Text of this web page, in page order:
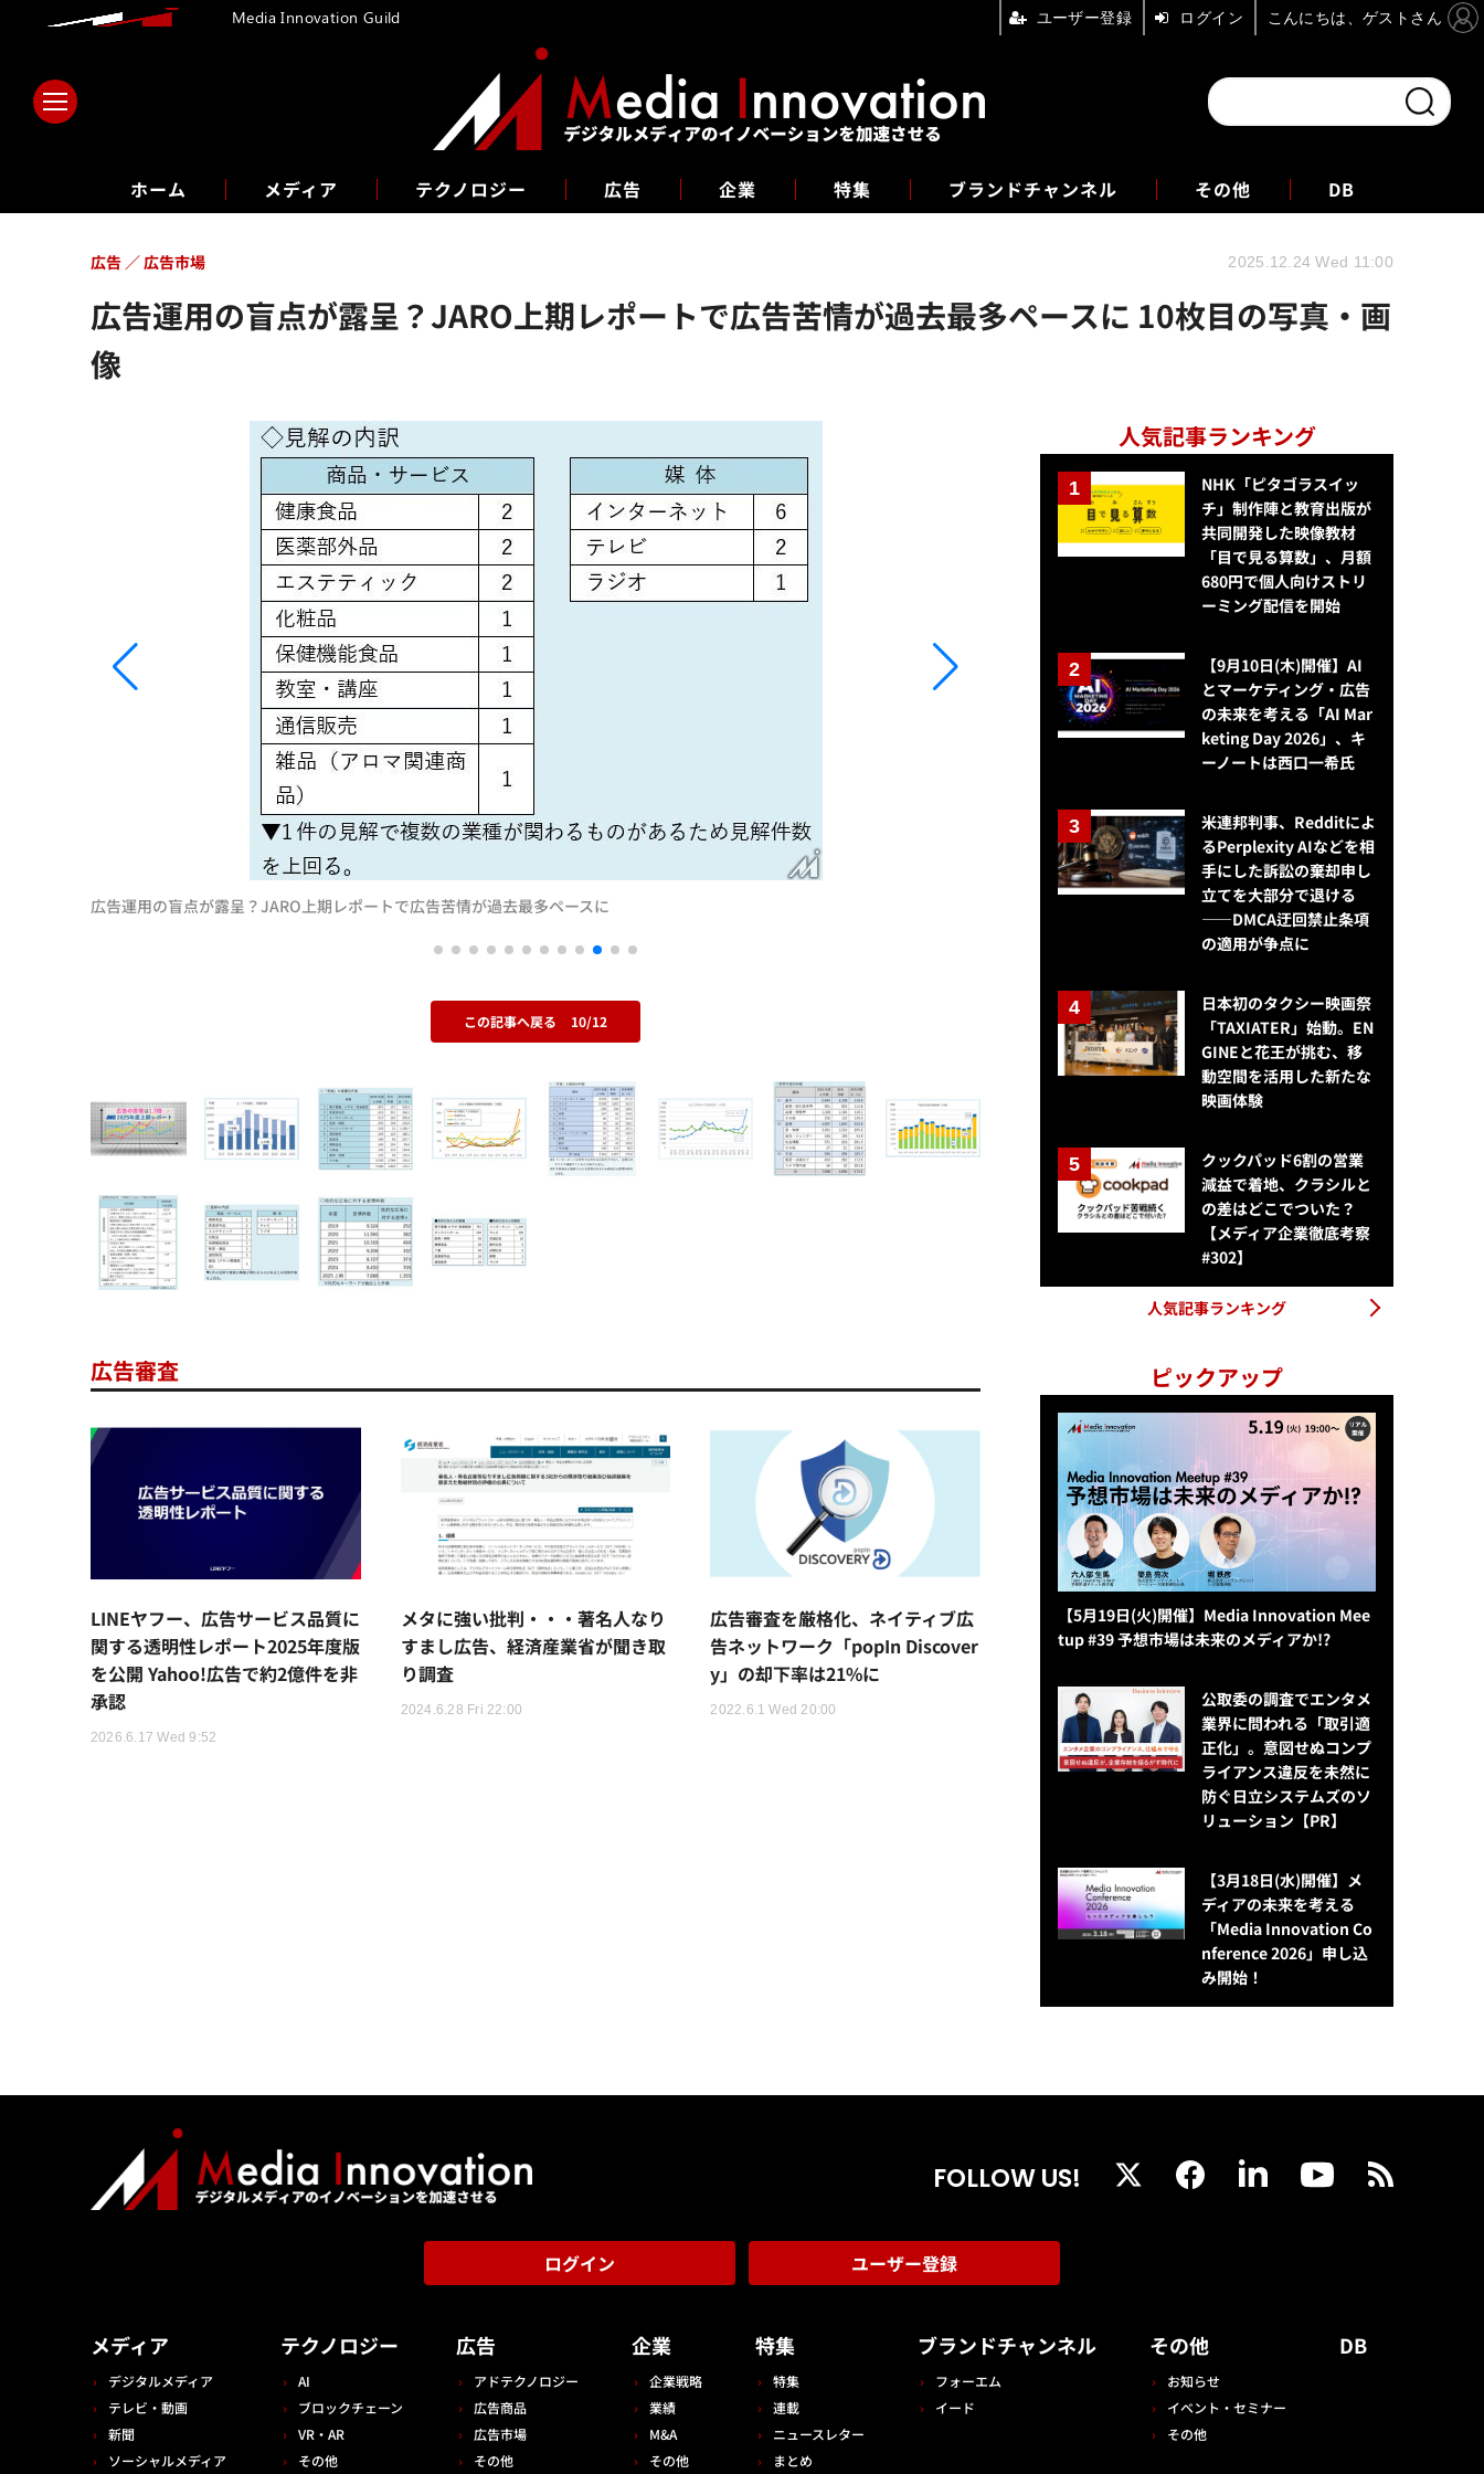
ホーム メディア テクノロジー 広告 企業 特集 ブランドチャンネル
フォーエム その他 DB
広告運用の盲点が露呈？JARO上期レポートで広告苦情が過去最多ペースに 10枚目の写真・画
像
広告 広告市場 2025.12.24 Wed 11:00
広告運用の盲点が露呈？JARO上期レポートで広告苦情が過去最多ペースに
広告運用の盲点が露呈？JARO上期レポートで広告苦情が過去最多ペー
この記事へ戻る 10/12
広告審査
LINEヤフー、広告サービス品質に
関する透明性レポート2025年度版
を公開 Yahoo!広告で約2億件を非
承認
2026.6.17 Wed 9:52
メタに強い批判・・・著名人なり
すまし広告、経済産業省が聞き取
り調査
2024.6.28 Fri 22:00
広告審査を厳格化、ネイティブ広
告ネットワーク「popIn Discover
y」の却下率は21%に
2022.6.1 Wed 20:00
人気記事ランキング
NHK「ピタゴラスイッ
チ」制作陣と教育出版が
共同開発した映像教材
「目で見る算数」、月額
680円で個人向けストリ
ーミング配信を開始
【9月10日(木)開催】AI
とマーケティング・広告
の未来を考える「AI Mar
keting Day 2026」、キ
ーノートは西口一希氏
米連邦判事、Redditによ
るPerplexity AIなどを相
手にした訴訟の棄却申し
立てを大部分で退ける
——DMCA迂回禁止条項
の適用が争点に
日本初のタクシー映画祭
「TAXIATER」始動。EN
GINEと花王が挑む、移
動空間を活用した新たな
映画体験
クックパッド6割の営業
減益で着地、クラシルと
の差はどこでついた？
【メディア企業徹底考察
#302】
人気記事ランキング
ピックアップ
【5月19日(火)開催】Media Innovation Mee
tup #39 予想市場は未来のメディアか!?
公​​取委の調査でエンタメ
業界に問われる「取引適
正化」。意図せぬコンプ
ライアンス違反を未然に
防ぐ日立システムズのソ
リューション​【PR】
【3月18日(水)開催】メ
ディアの未来を考える
「Media Innovation Co
nference 2026」申し込
み開始！
FOLLOW US!
ログイン ユーザー登録
メディア
デジタルメディア
テレビ・動画
新聞
ソーシャルメディア
テクノロジー
AI
ブロックチェーン
VR・AR
その他
広告
アドテクノロジー
広告商品
広告市場
その他
企業
企業戦略
業績
M&A
その他
特集
特集
連載
ニュースレター
まとめ
ブランドチャンネル
フォーエム
イード
その他
お知らせ
イベント・セミナー
その他
DB
Media Innovation Guild ユーザー登録 ログイン こんにちは、ゲストさん